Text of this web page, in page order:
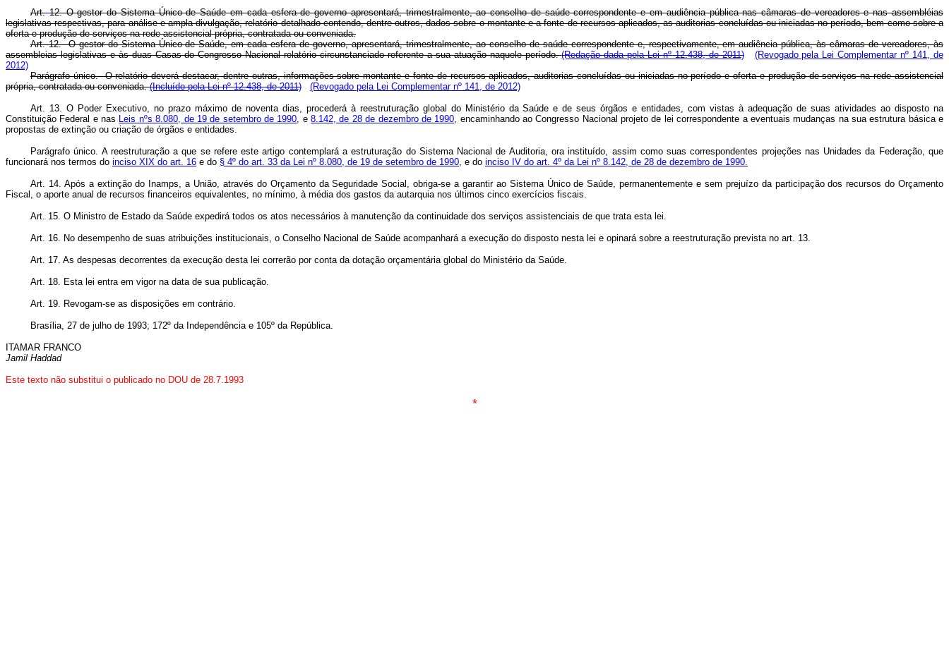
Art. 12. O gestor do Sistema Único de Saúde em cada esfera de governo apresentará, trimestralmente, ao conselho de saúde correspondente e em audiência pública nas câmaras de vereadores e nas assembléias
legislativas respectivas, para análise e ampla divulgação, relatório detalhado contendo, dentre outros, dados sobre o montante e a fonte de recursos aplicados, as auditorias concluídas ou iniciadas no período, bem como sobre a
oferta e produção de serviços na rede assistencial própria, contratada ou conveniada.
Art. 12. O gestor do Sistema Único de Saúde, em cada esfera de governo, apresentará, trimestralmente, ao conselho de saúde correspondente e, respectivamente, em audiência pública, às câmaras de vereadores, às
assembleias legislativas e às duas Casas do Congresso Nacional relatório circunstanciado referente a sua atuação naquele período.(Redação dada pela Lei nº 12.438, de 2011)
(Revogado pela Lei Complementar nº 141, de
2012)
Parágrafo único. O relatório deverá destacar, dentre outras, informações sobre montante e fonte de recursos aplicados, auditorias concluídas ou iniciadas no período e oferta e produção de serviços na rede assistencial
própria, contratada ou conveniada.(Incluído pela Lei nº 12.438, de 2011) (Revogado pela Lei Complementar nº 141, de 2012)
Art.
13. O Poder Executivo, no prazo máximo de noventa dias, procederá à reestruturação global do Ministério da Saúde e de seus órgãos e entidades, com vistas à adequação de suas atividades ao disposto na
Constituição Federal e nas Leis nºs 8.080, de 19 de setembro de 1990 , e8.142, de 28 de dezembro de 1990 , encaminhando ao Congresso Nacional projeto de lei correspondente a eventuais mudanças na sua estrutura básica e
propostas de extinção ou criação de órgãos e entidades.
Parágrafo único. A reestruturação a que se refere este artigo contemplará a estruturação do Sistema Nacional de Auditoria, ora instituído, assim como suas correspondentes projeções nas Unidades da Federação, que
funcionará nos termos do inciso XIX do art. 16 e do § 4º do art. 33 da Lei nº 8.080, de 19 de setembro de 1990 , e do inciso IV do art. 4º da Lei nº 8.142, de 28 de dezembro de 1990.
Art.
14. Após a extinção do Inamps, a União, através do Orçamento da Seguridade Social, obriga-se a garantir ao Sistema Único de Saúde, permanentemente e sem prejuízo da participação dos recursos do Orçamento
Fiscal, o aporte anual de recursos financeiros equivalentes, no mínimo, à média dos gastos da autarquia nos últimos cinco exercícios fiscais.
Art. 15. O Ministro de Estado da Saúde expedirá todos os atos necessários à manutenção da continuidade dos serviços assistenciais de que trata esta lei.
Art. 16. No desempenho de suas atribuições institucionais, o Conselho Nacional de Saúde acompanhará a execução do disposto nesta lei e opinará sobre a reestruturação prevista no art. 13.
Art. 17. As despesas decorrentes da execução desta lei correrão por conta da dotação orçamentária global do Ministério da Saúde.
Art. 18. Esta lei entra em vigor na data de sua publicação.
Art. 19. Revogam-se as disposições em contrário.
Brasília, 27 de julho de 1993; 172º da Independência e 105º da República.
ITAMAR FRANCO
Jamil Haddad
Este texto não substitui o publicado no DOU de 28.7.1993
*